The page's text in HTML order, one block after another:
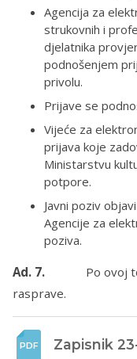
Agencija za
strukovnih i
djelatnika
podnošenjem
privolu.
Prijave se
Vijeće za
prijava koje
Ministarstvu
potpore.
Javni poziv
Agencije za
poziva.
Ad. 7. Po ovoj
rasprave.
Zapisnik